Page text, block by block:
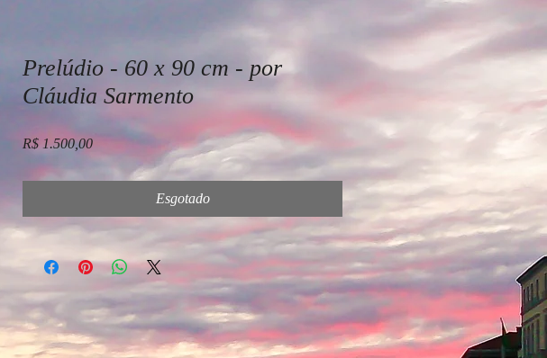
Prelúdio - 60 x 90 cm - por
Cláudia Sarmento
R$ 1.500,00Preço
Esgotado